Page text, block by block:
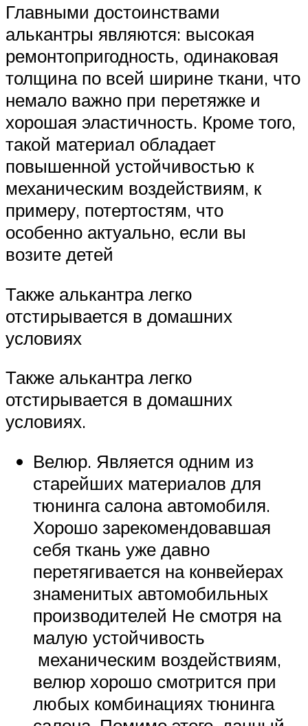
Главными достоинствами
алькантры являются: высокая
ремонтопригодность, одинаковая
толщина по всей ширине ткани, что
немало важно при перетяжке и
хорошая эластичность. Кроме того,
такой материал обладает
повышенной устойчивостью к
механическим воздействиям, к
примеру, потертостям, что
особенно актуально, если вы
возите детей
Также алькантра легко
отстирывается в домашних
условиях
Также алькантра легко
отстирывается в домашних
условиях.
Велюр. Является одним из
старейших материалов для
тюнинга салона автомобиля.
Хорошо зарекомендовавшая
себя ткань уже давно
перетягивается на конвейерах
знаменитых автомобильных
производителей Не смотря на
малую устойчивость
механическим воздействиям,
велюр хорошо смотрится при
любых комбинациях тюнинга